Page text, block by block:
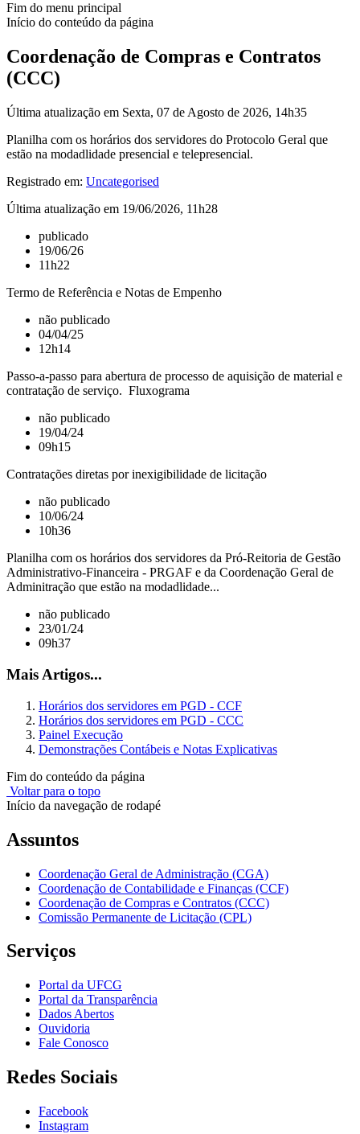
Fim do menu principal
Início do conteúdo da página
Coordenação de Compras e Contratos
(CCC)
Última atualização em Sexta, 07 de Agosto de 2026, 14h35
Planilha com os horários dos servidores do Protocolo Geral que
estão na modadlidade presencial e telepresencial.
Registrado em: Uncategorised
Última atualização em 19/06/2026, 11h28
publicado
19/06/26
11h22
Termo de Referência e Notas de Empenho
não publicado
04/04/25
12h14
Passo-a-passo para abertura de processo de aquisição de material e
contratação de serviço. Fluxograma
não publicado
19/04/24
09h15
Contratações diretas por inexigibilidade de licitação
não publicado
10/06/24
10h36
Planilha com os horários dos servidores da Pró-Reitoria de Gestão
Administrativo-Financeira - PRGAF e da Coordenação Geral de
Adminitração que estão na modadlidade...
não publicado
23/01/24
09h37
Mais Artigos...
Horários dos servidores em PGD - CCF
Horários dos servidores em PGD - CCC
Painel Execução
Demonstrações Contábeis e Notas Explicativas
Fim do conteúdo da página
Voltar para o topo
Início da navegação de rodapé
Assuntos
Coordenação Geral de Administração (CGA)
Coordenação de Contabilidade e Finanças (CCF)
Coordenação de Compras e Contratos (CCC)
Comissão Permanente de Licitação (CPL)
Serviços
Portal da UFCG
Portal da Transparência
Dados Abertos
Ouvidoria
Fale Conosco
Redes Sociais
Facebook
Instagram